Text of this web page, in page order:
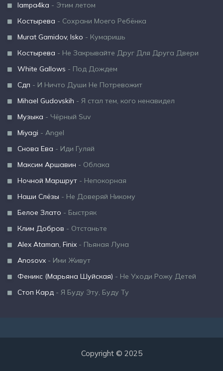
lampa4ka - Этим летом
Костырева - Сохрани Моего Ребёнка
Murat Gamidov, Isko - Кумаришь
Костырева - Не Закрывайте Друг Для Друга Двери
White Gallows - Под Дождем
Сдп - И Ничто Души Не Потревожит
Mihael Gudovskih - Я стал тем, кого ненавидел
Музыка - Чёрный Suv
Miyagi - Angel
Снова Ева - Иди Гуляй
Максим Аршавин - Облака
Ночной Маршрут - Непокорная
Наши Слёзы - Не Доверяй Никому
Белое Злато - Быстряк
Клим Добров - Отстаньте
Alex Ataman, Finix - Пьяная Луна
Anosovx - Ими Живут
Феникс (Марьяна Шуйская) - Не Уходи Рожу Детей
Стоп Кард - Я Буду Эту, Буду Ту
Copyright © 2025